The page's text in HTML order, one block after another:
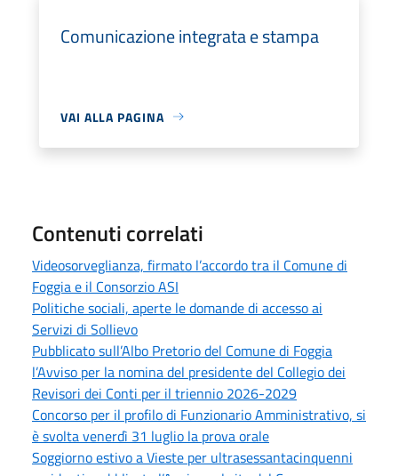
Comunicazione integrata e stampa
VAI ALLA PAGINA
Contenuti correlati
Videosorveglianza, firmato l’accordo tra il Comune di
Foggia e il Consorzio ASI
Politiche sociali, aperte le domande di accesso ai
Servizi di Sollievo
Pubblicato sull’Albo Pretorio del Comune di Foggia
l’Avviso per la nomina del presidente del Collegio dei
Revisori dei Conti per il triennio 2026-2029
Concorso per il profilo di Funzionario Amministrativo, si
è svolta venerdì 31 luglio la prova orale
Soggiorno estivo a Vieste per ultrasessantacinquenni